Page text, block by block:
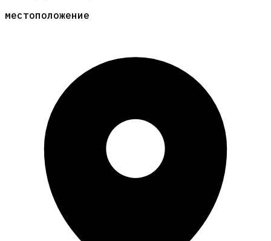
местоположение